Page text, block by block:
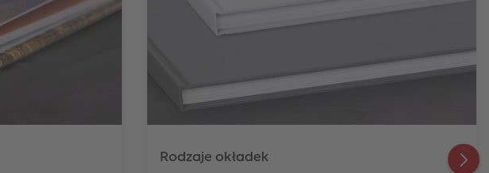
Rodzaje okładek